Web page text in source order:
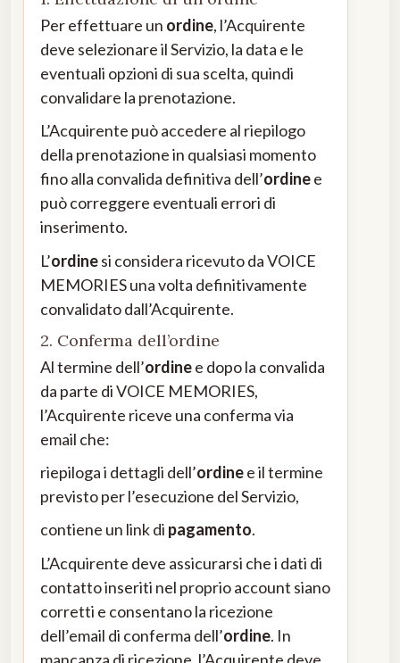
Per effettuare un ordine, l’Acquirente
deve selezionare il Servizio, la data e le
eventuali opzioni di sua scelta, quindi
convalidare la prenotazione.
L’Acquirente può accedere al riepilogo
della prenotazione in qualsiasi momento
fino alla convalida definitiva dell’ordinee
può correggere eventuali errori di
inserimento.
L’ordinesi considera ricevuto da VOICE
MEMORIES una volta definitivamente
convalidato dall’Acquirente.
2. Conferma dell’ordine
Al termine dell’ordinee dopo la convalida
da parte di VOICE MEMORIES,
l’Acquirente riceve una conferma via
email che:
riepiloga i dettagli dell’ordinee il termine
previsto per l’esecuzione del Servizio,
contiene un link di pagamento.
L’Acquirente deve assicurarsi che i dati di
contatto inseriti nel proprio account siano
corretti e consentano la ricezione
dell’email di conferma dell’ordine. In